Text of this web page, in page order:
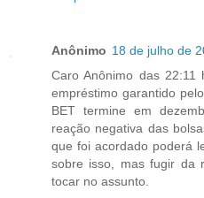
Anônimo 18 de julho de
Caro Anônimo das
empréstimo garantido
BET termine em
reação negativa das
que foi acordado poderá
sobre isso, mas fugir da
tocar no assunto.